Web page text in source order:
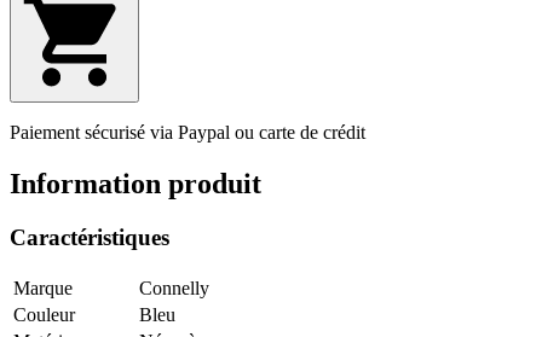
Paiement sécurisé via Paypal ou carte de crédit
Information produit
Caractéristiques
Marque
Connelly
Couleur
Bleu